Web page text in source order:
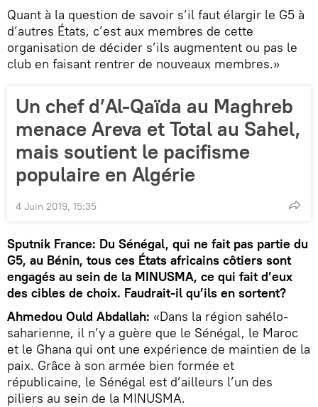
Quant à la question de savoir s’il faut élargir le G5 à
d’autres États, c’est aux membres de cette
organisation de décider s’ils augmentent ou pas le
club en faisant rentrer de nouveaux membres.»
Un chef d’Al-Qaïda au Maghreb
menace Areva et Total au Sahel,
mais soutient le pacifisme
populaire en Algérie
4 Juin 2019, 15:35
Sputnik France: Du Sénégal, qui ne fait pas partie du
G5, au Bénin, tous ces États africains côtiers sont
engagés au sein de la MINUSMA, ce qui fait d’eux
des cibles de choix. Faudrait-il qu’ils en sortent?
Ahmedou Ould Abdallah: «Dans la région sahélo-
saharienne, il n’y a guère que le Sénégal, le Maroc
et le Ghana qui ont une expérience de maintien de la
paix. Grâce à son armée bien formée et
républicaine, le Sénégal est d’ailleurs l’un des
piliers au sein de la MINUSMA.